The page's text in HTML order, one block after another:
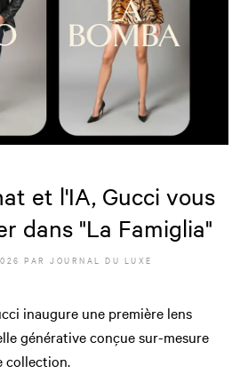
et l'IA, Gucci vous
dans "La Famiglia"
PAR JOURNAL DU LUXE
inaugure une première lens
générative conçue sur-mesure
collection.